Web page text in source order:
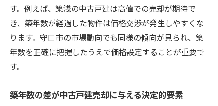
築年数別に見る中古戸建売却の注意点
中古戸建売却成功に向けた築年数の活用コ
ツ
守口市の市場動向から見る売却戦略
守口市の築年数別中古戸建売却戦略の実際
す。例えば、築浅の中古戸建は高値での売却が期待で
き、築年数が経過した物件は価格交渉が発生しやすくな
ります。守口市の市場動向でも同様の傾向が見られ、築
年数を正確に把握したうえで価格設定することが重要で
す。
築年数の差が中古戸建売却に与える決定的要素